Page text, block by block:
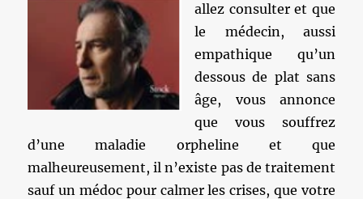
allez consulter et que
le médecin, aussi
empathique qu’un
dessous de plat sans
âge, vous annonce
que vous souffrez
d’une maladie orpheline et que
malheureusement, il n’existe pas de traitement
sauf un médoc pour calmer les crises, que votre